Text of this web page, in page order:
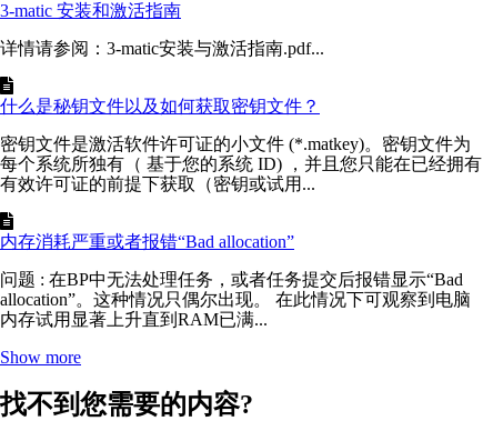
3-matic 安装和激活指南
详情请参阅：3-matic安装与激活指南.pdf...
什么是秘钥文件以及如何获取密钥文件？
密钥文件是激活软件许可证的小文件 (*.matkey)。密钥文件为
每个系统所独有（ 基于您的系统 ID) ，并且您只能在已经拥有
有效许可证的前提下获取（密钥或试用...
内存消耗严重或者报错“Bad allocation”
问题 : 在BP中无法处理任务，或者任务提交后报错显示“Bad
allocation”。这种情况只偶尔出现。 在此情况下可观察到电脑
内存试用显著上升直到RAM已满...
Show more
找不到您需要的内容?